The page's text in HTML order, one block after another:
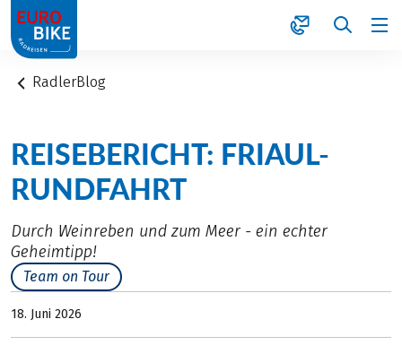
1
RadlerBlog
REISEBERICHT: FRIAUL-
RUNDFAHRT
Durch Weinreben und zum Meer - ein echter
Geheimtipp!
Team on Tour
18. Juni 2026